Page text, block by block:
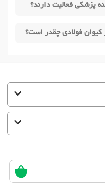
پزشکی فعالیت دارند؟
کیوان فولادی چقدر است؟